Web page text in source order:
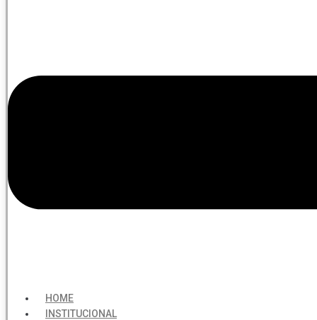
HOME
INSTITUCIONAL